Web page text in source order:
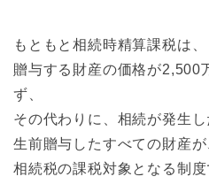
もともと相続時精算課税は、
贈与する財産の価格が2,500
ず、
その代わりに、相続が発生し
生前贈与したすべての財産が
相続税の課税対象となる制度